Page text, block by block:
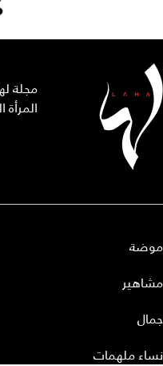
مجلة
موضة
مشاهير
جمال
نساء ملهمات